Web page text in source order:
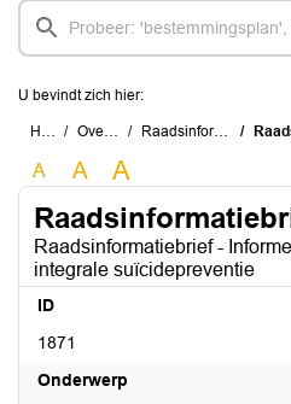
U bevindt zich hier:
Home Overzichten Raadsinformatiebrieven
A A A
Raadsinformatiebrief -
integrale suïcidepreventie
ID
1871
Onderwerp